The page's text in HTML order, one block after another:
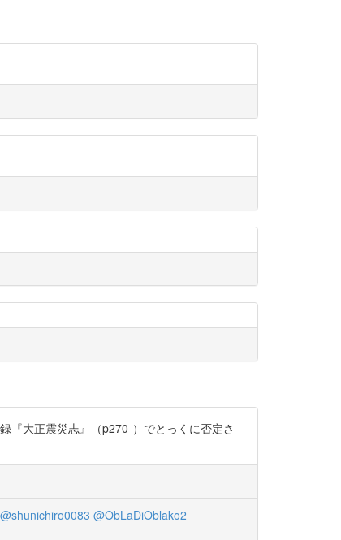
『大正震災志』（p270-）でとっくに否定さ
@shunichiro0083 @ObLaDiOblako2